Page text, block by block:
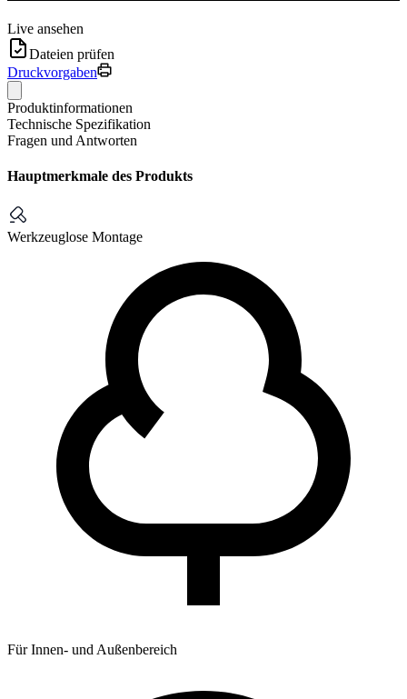
Live ansehen
Dateien prüfen
Druckvorgaben
Produktinformationen
Technische Spezifikation
Fragen und Antworten
Hauptmerkmale des Produkts
Werkzeuglose Montage
Für Innen- und Außenbereich